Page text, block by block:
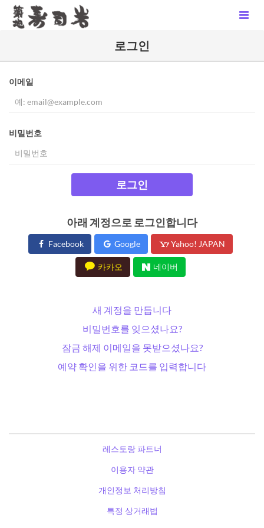
로그인
이메일
비밀번호
로그인
아래 계정으로 로그인합니다
Facebook Google Yahoo! JAPAN
카카오 네이버
새 계정을 만듭니다
비밀번호를 잊으셨나요?
잠금 해제 이메일을 못받으셨나요?
예약 확인을 위한 코드를 입력합니다
레스토랑 파트너
이용자 약관
개인정보 처리방침
특정 상거래법